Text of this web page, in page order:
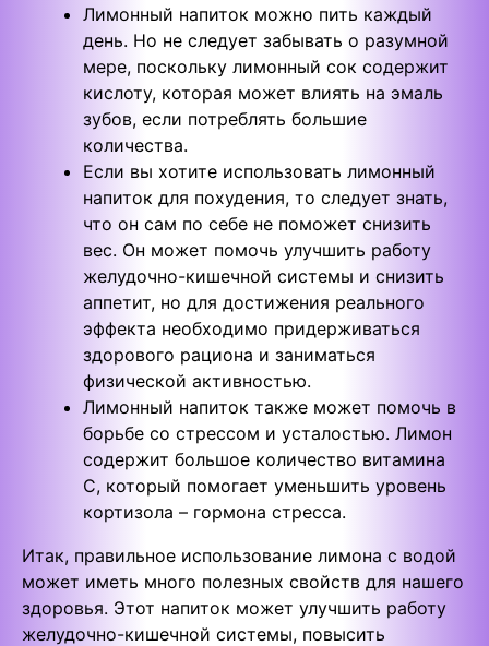
Лимонный напиток можно пить каждый
день. Но не следует забывать о разумной
мере, поскольку лимонный сок содержит
кислоту, которая может влиять на эмаль
зубов, если потреблять большие
количества.
Если вы хотите использовать лимонный
напиток для похудения, то следует знать,
что он сам по себе не поможет снизить
вес. Он может помочь улучшить работу
желудочно-кишечной системы и снизить
аппетит, но для достижения реального
эффекта необходимо придерживаться
здорового рациона и заниматься
физической активностью.
Лимонный напиток также может помочь в
борьбе со стрессом и усталостью. Лимон
содержит большое количество витамина
С, который помогает уменьшить уровень
кортизола – гормона стресса.
Итак, правильное использование лимона с водой
может иметь много полезных свойств для нашего
здоровья. Этот напиток может улучшить работу
желудочно-кишечной системы, повысить